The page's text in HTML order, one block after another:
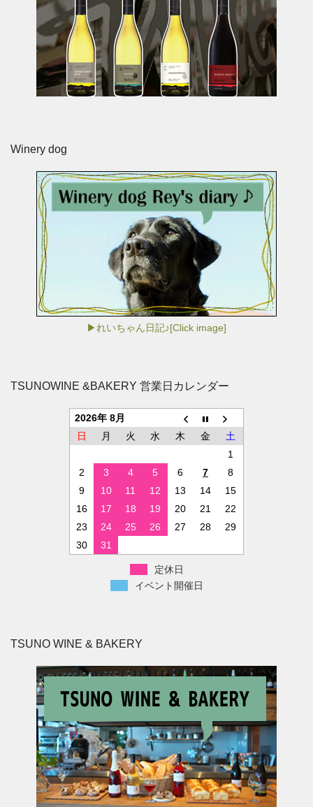
Winery dog
▶れいちゃん日記♪[Click image]
TSUNOWINE &BAKERY 営業日カレンダー
2026年 8月
日
月 火 水 木 金
土
1
2
3 4 5 6 7
8
9
10 11 12 13 14
15
16
17 18 19 20 21
22
23
24 25 26 27 28
29
30
31
定休日
イベント開催日
TSUNO WINE & BAKERY